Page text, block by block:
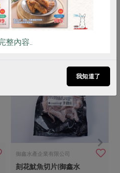
興趣的產品
御鑫水產企業有限公司
刻花魷魚切片(御鑫水
整內容..
我知道了